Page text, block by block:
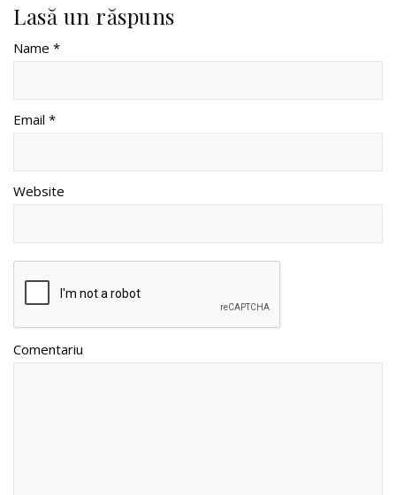
Lasă un răspuns
Name *
Email *
Website
Comentariu